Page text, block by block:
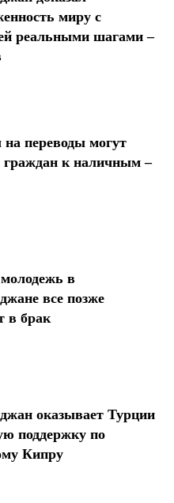
миру с
реальными шагами –
переводы могут
граждан к наличным –
в
все позже
в брак
оказывает Турции
поддержку по
Кипру